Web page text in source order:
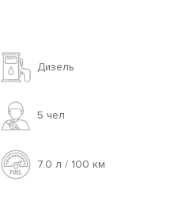
Дизель
5 чел
7.0 л / 100 км